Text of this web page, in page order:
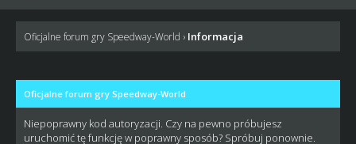
Oficjalne forum gry Speedway-World › Informacja
Oficjalne forum gry Speedway-World
Niepoprawny kod autoryzacji. Czy na pewno próbujesz
uruchomić tę funkcję w poprawny sposób? Spróbuj ponownie.